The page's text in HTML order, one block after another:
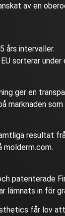
av en
års intervaller.
sorterar
ger en
som
resultat
molderm.com.
patenterade
lämnats in för
får lov